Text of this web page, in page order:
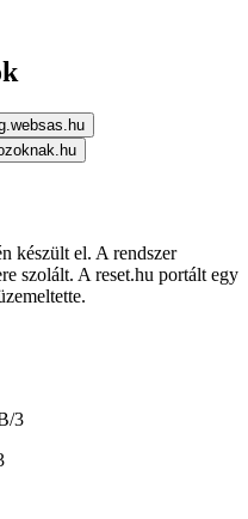
készült el. A rendszer
szolált. A reset.hu portált egy